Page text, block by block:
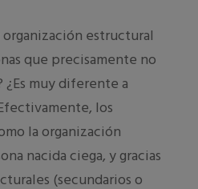
organización estructural
que precisamente no
¿Es muy diferente a
los
la organización
nacida ciega, y gracias
(secundarios o